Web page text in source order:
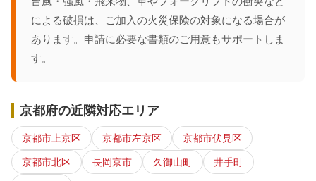
による破損は、ご加入の火災保険の対象になる場合が
あります。申請に必要な書類のご用意もサポートしま
す。
京都府の近隣対応エリア
京都市上京区 京都市左京区
京都市伏見区
京都市北区
長岡京市 久御山町
井手町